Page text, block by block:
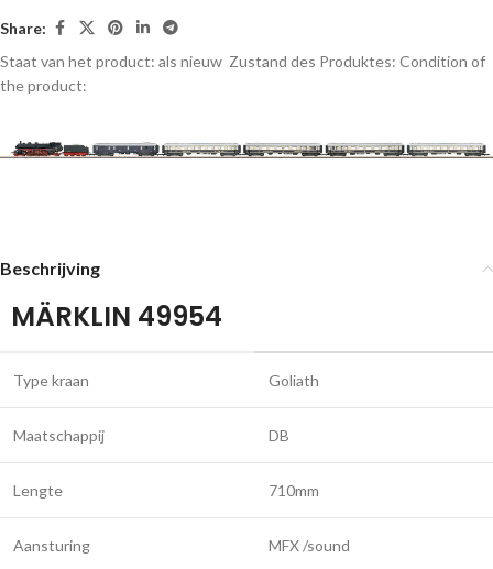
Share:
Staat van het product: als nieuw Zustand des Produktes: Condition of
the product:
Beschrijving
MÄRKLIN 49954
Type kraan Goliath
Maatschappij DB
Lengte 710mm
Aansturing MFX /sound